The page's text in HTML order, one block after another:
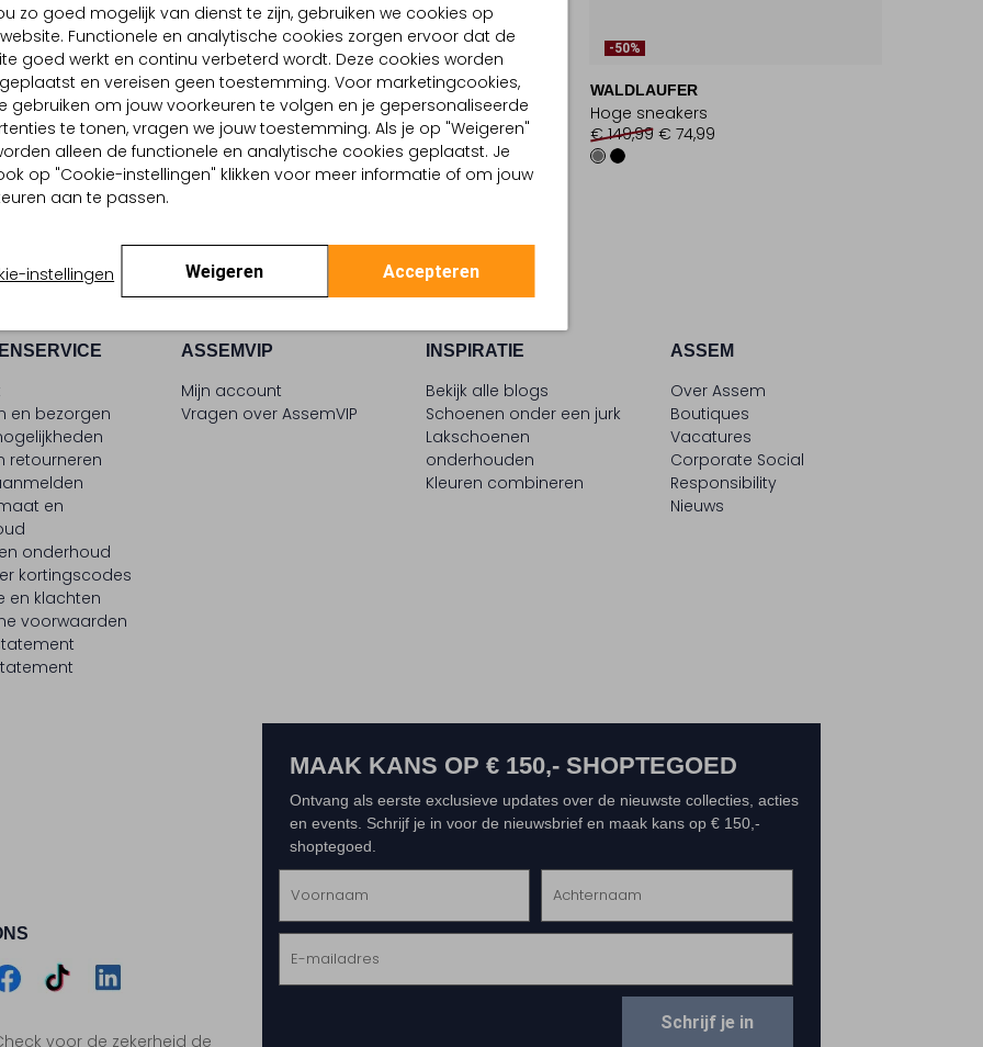
zo goed mogelijk van dienst te zijn, gebruiken we cookies op
Functionele en analytische cookies zorgen ervoor dat de
goed werkt en continu verbeterd wordt. Deze cookies worden
en vereisen geen toestemming. Voor marketingcookies,
gebruiken om jouw voorkeuren te volgen en je gepersonaliseerde
te tonen, vragen we jouw toestemming. Als je op "Weigeren"
alleen de functionele en analytische cookies geplaatst. Je
op "Cookie-instellingen" klikken voor meer informatie of om jouw
aan te passen.
instellingen Weigeren Accepteren
€ 83,99
WALDLAUFER
Lage sneakers
€ 139,99 € 69,99
-50%
WALDLAUFER
Hoge sneakers
€ 149,99 € 74,99
en bezorgen
retourneren
en
onderhoud
kortingscodes
en klachten
voorwaarden
ASSEMVIP
Mijn account
Vragen over AssemVIP
INSPIRATIE
Bekijk alle blogs
Schoenen onder een jurk
Lakschoenen
onderhouden
Kleuren combineren
ASSEM
Over Assem
Boutiques
Vacatures
Corporate Social
Responsibility
Nieuws
voor de zekerheid de
MAAK KANS OP € 150,- SHOPTEGOED
Ontvang als eerste exclusieve updates over de nieuwste collecties, acties
en events. Schrijf je in voor de nieuwsbrief en maak kans op € 150,-
shoptegoed.
Schrijf je in